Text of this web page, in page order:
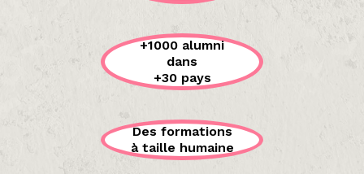
+1000 alumni
dans
+30 pays
Des formations
à taille humaine